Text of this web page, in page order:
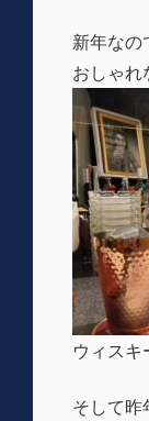
新年な
おしゃれ
ウィス
そして昨